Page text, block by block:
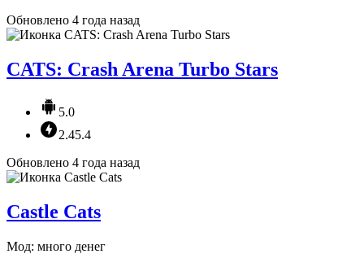
Обновлено 4 года назад
CATS: Crash Arena Turbo Stars
5.0
2.45.4
Обновлено 4 года назад
Castle Cats
Мод: много денег